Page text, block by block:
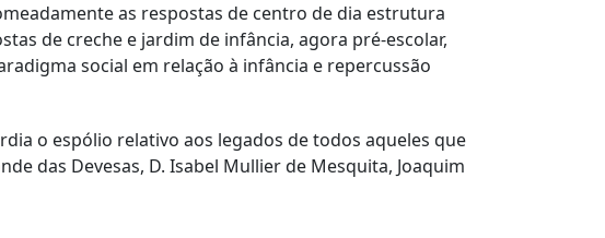
as respostas de centro de dia estrutura
de creche e jardim de infância, agora pré-escolar,
social em relação à infância e repercussão
o espólio relativo aos legados de todos aqueles que
das Devesas, D. Isabel Mullier de Mesquita, Joaquim